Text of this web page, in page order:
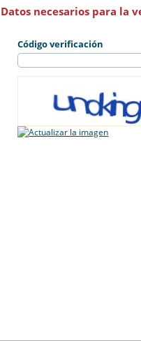
Datos necesarios para la
Código verificación